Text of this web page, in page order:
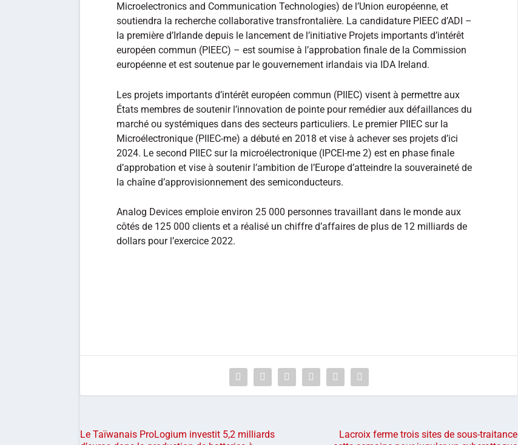
Microelectronics and Communication Technologies) de l’Union européenne, et
soutiendra la recherche collaborative transfrontalière. La candidature PIEEC d’ADI –
la première d’Irlande depuis le lancement de l’initiative Projets importants d’intérêt
européen commun (PIEEC) – est soumise à l’approbation finale de la Commission
européenne et est soutenue par le gouvernement irlandais via IDA Ireland.
Les projets importants d’intérêt européen commun (PIIEC) visent à permettre aux
États membres de soutenir l’innovation de pointe pour remédier aux défaillances du
marché ou systémiques dans des secteurs particuliers. Le premier PIIEC sur la
Microélectronique (PIIEC-me) a débuté en 2018 et vise à achever ses projets d’ici
2024. Le second PIIEC sur la microélectronique (IPCEI-me 2) est en phase finale
d’approbation et vise à soutenir l’ambition de l’Europe d’atteindre la souveraineté de
la chaîne d’approvisionnement des semiconducteurs.
Analog Devices emploie environ 25 000 personnes travaillant dans le monde aux
côtés de 125 000 clients et a réalisé un chiffre d’affaires de plus de 12 milliards de
dollars pour l’exercice 2022.
Le Taïwanais ProLogium investit 5,2 milliards
Lacroix ferme trois sites de sous-traitance